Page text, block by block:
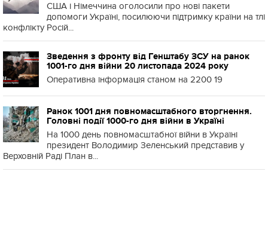
США і Німеччина оголосили про нові пакети
допомоги Україні, посилюючи підтримку країни на тлі
конфлікту Росій...
Зведення з фронту від Генштабу ЗСУ на ранок
1001-го дня війни 20 листопада 2024 року
Оперативна інформація станом на 2200 19
Ранок 1001 дня повномасштабного вторгнення.
Головні події 1000-го дня війни в Україні
На 1000 день повномасштабної війни в Україні
президент Володимир Зеленський представив у
Верховній Раді План в...